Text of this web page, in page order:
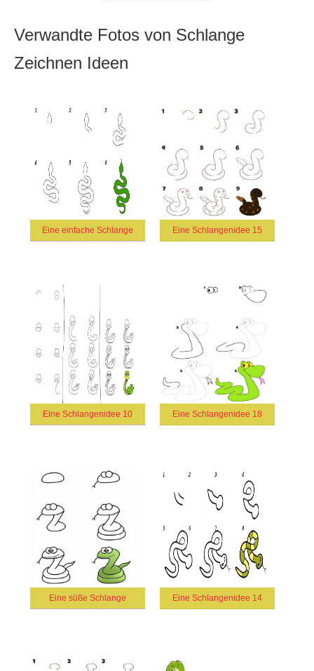
Verwandte Fotos von Schlange
Zeichnen Ideen
Eine einfache Schlange Eine Schlangenidee 15
Eine Schlangenidee 10 Eine Schlangenidee 18
Eine süße Schlange Eine Schlangenidee 14